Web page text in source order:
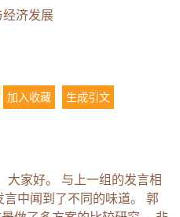
经济发展
加入收藏 生成引文
大家好。 与上一组的发言相
中闻到了不同的味道。 郭